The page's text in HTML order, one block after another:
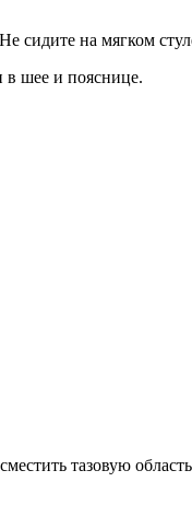
сидите на мягком
в шее и пояснице.
тазовую